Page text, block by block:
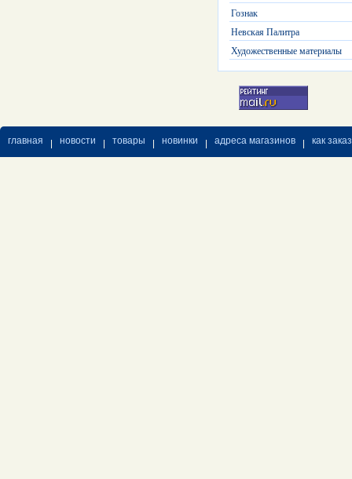
Гознак
Невская Палитра
Художественные материалы
главная новости товары новинки адреса магазинов как